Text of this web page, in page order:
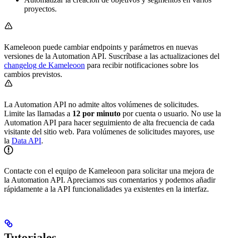
proyectos.
Kameleoon puede cambiar endpoints y parámetros en nuevas
versiones de la Automation API. Suscríbase a las actualizaciones del
changelog de Kameleoon para recibir notificaciones sobre los
cambios previstos.
La Automation API no admite altos volúmenes de solicitudes.
Limite las llamadas a 12 por minuto por cuenta o usuario. No use la
Automation API para hacer seguimiento de alta frecuencia de cada
visitante del sitio web. Para volúmenes de solicitudes mayores, use
la Data API.
Contacte con el equipo de Kameleoon para solicitar una mejora de
la Automation API. Apreciamos sus comentarios y podemos añadir
rápidamente a la API funcionalidades ya existentes en la interfaz.